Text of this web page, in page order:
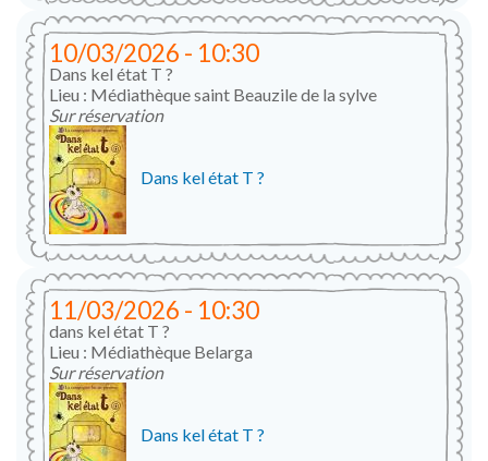
10/03/2026 - 10:30
Dans kel état T ?
Lieu : Médiathèque saint Beauzile de la sylve
Sur réservation
Dans kel état T ?
11/03/2026 - 10:30
dans kel état T ?
Lieu : Médiathèque Belarga
Sur réservation
Dans kel état T ?